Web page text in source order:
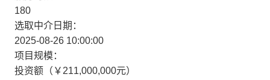
180
选取中介日期：
2025-08-26 10:00:00
项目规模：
投资额（￥211,000,000元）